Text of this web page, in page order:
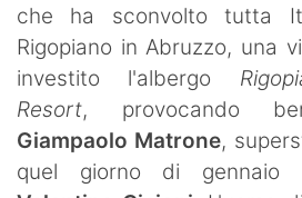
che ha sconvolto tutta
Rigopiano in Abruzzo, una
investito l'albergo
Resort, provocando
Giampaolo Matrone,
quel giorno di gennaio